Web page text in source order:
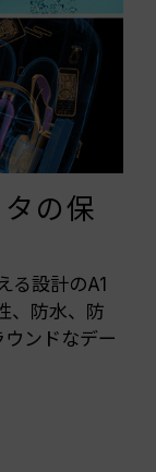
の保
る設計のA1
、防水、防
ンドなデー